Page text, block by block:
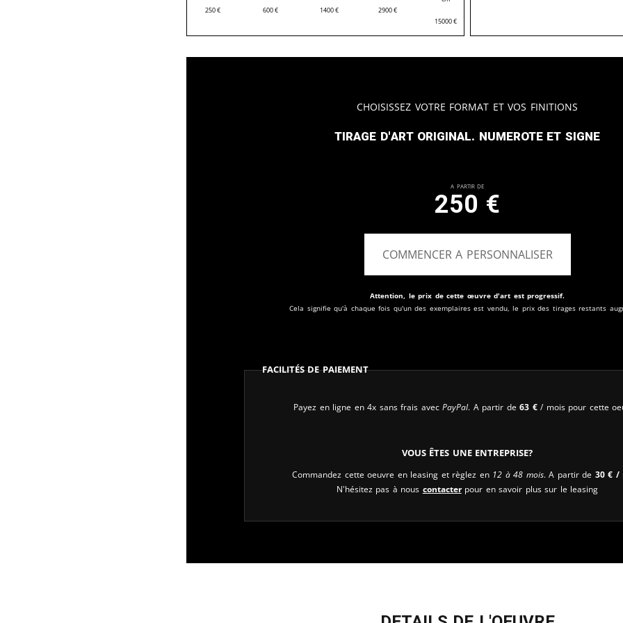
250€ 600€ 1400€ 2900€
15000€
Choisissez votre format et vos finitions
Tirage d'art original. Numerote et signe
A partir de
250 €
COMMENCER A PERSONNALISER
Attention, le prix de cette œuvre d'art est progressif.
Cela signifie qu'à chaque fois qu'un des exemplaires est vendu, le prix des tirages restants
Facilités de paiement
Payez en ligne en 4x sans frais avecPayPal. A partir de 63 €/ mois pour cette
Vous êtes une entreprise?
Commandez cette oeuvre en leasing et règlez en 12 à 48 mois. A partir de 30 € /
N'hésitez pas à nous contacterpour en savoir plus sur le leasing